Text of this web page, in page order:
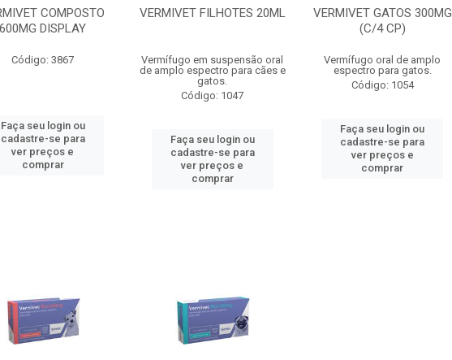
COMPOSTO
600MG DISPLAY
Código: 3867
Faça seu login ou
cadastre-se para
ver preços e
comprar
VERMIVET FILHOTES 20ML
Vermífugo em suspensão oral
de amplo espectro para cães e
gatos.
Código: 1047
Faça seu login ou
cadastre-se para
ver preços e
comprar
VERMIVET GATOS 300MG
(C/4 CP)
Vermífugo oral de amplo
espectro para gatos.
Código: 1054
Faça seu login ou
cadastre-se para
ver preços e
comprar